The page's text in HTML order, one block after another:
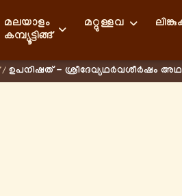
മലയാളം
കമ്പ്യൂട്ടിങ്ങ്
മറ്റുള്ളവ
/ ഉപനിഷത് - ശ്രീദേവ്യഥർവശീർഷം